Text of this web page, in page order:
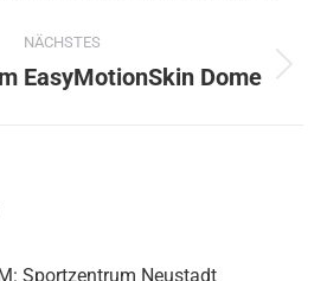
NÄCHSTES
Nächster
EasyMotionSkin Dome
Sportzentrum Neustadt